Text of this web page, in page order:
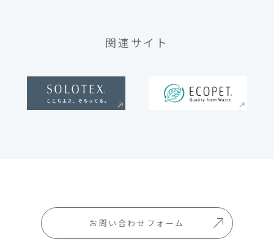
関連サイト
お問い合わせフォーム